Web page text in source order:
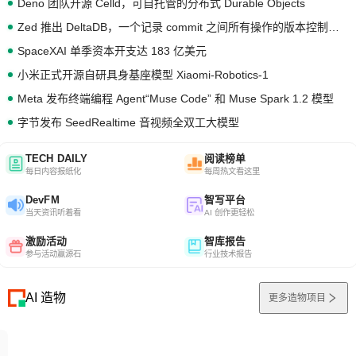
Deno 团队开源 Celld，可自托管的分布式 Durable Objects
SpaceXAI 单季资本开支达 183 亿美元
小米正式开源自研具身基座模型 Xiaomi-Robotics-1
Meta 发布终端编程 Agent“Muse Code” 和 Muse Spark 1.2 模型
字节发布 SeedRealtime 音视频全双工大模型
TECH DAILY
每日内容报纸化
阅读榜单
每周热文看这里
DevFM
当天资讯听着看
智写平台
AI 创作更轻松
激励活动
参与活动赢源石
智库报告
行业技术报告
AI 造物 更多造物项目